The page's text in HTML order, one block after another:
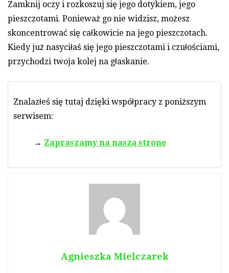
Zamknij oczy i rozkoszuj się jego dotykiem, jego
pieszczotami. Ponieważ go nie widzisz, możesz
skoncentrować się całkowicie na jego pieszczotach.
Kiedy już nasyciłaś się jego pieszczotami i czułościami,
przychodzi twoja kolej na głaskanie.
Znalazłeś się tutaj dzięki współpracy z poniższym
serwisem:
Zapraszamy na naszą stronę
Agnieszka Mielczarek